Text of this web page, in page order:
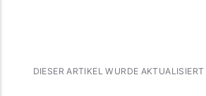
DIESER ARTIKEL WURDE